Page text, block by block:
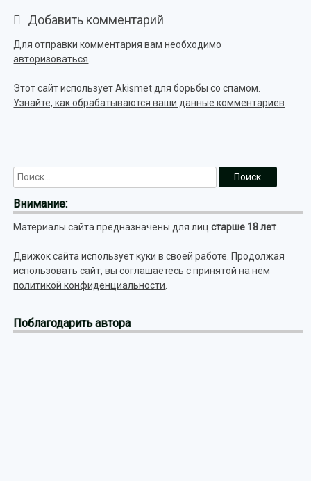
Добавить комментарий
Для отправки комментария вам необходимо
авторизоваться
Этот сайт использует Akismet для борьбы со спамом.
Узнайте, как обрабатываются ваши данные комментариев
Внимание:
Материалы сайта предназначены для лицстарше 18 лет
Движок сайта использует куки в своей работе. Продолжая
использовать сайт, вы соглашаетесь с принятой на нём
политикой конфиденциальности
Поблагодарить автора